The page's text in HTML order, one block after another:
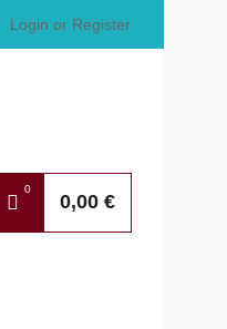
Login or Register
0
0,00 €